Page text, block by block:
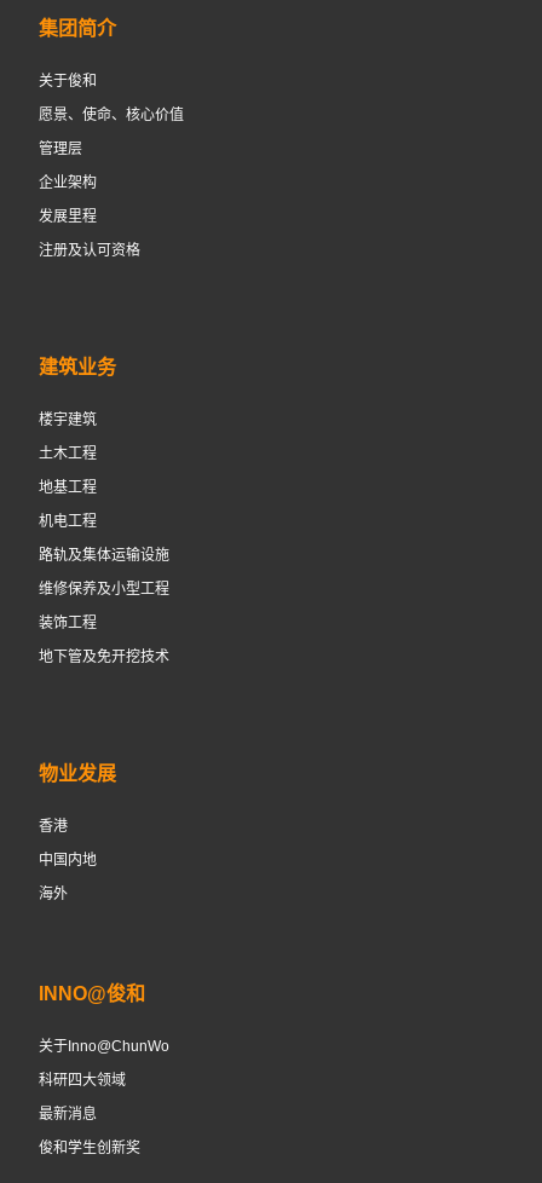
集团简介
关于俊和
愿景、使命、核心价值
管理层
企业架构
发展里程
注册及认可资格
建筑业务
楼宇建筑
土木工程
地基工程
机电工程
路轨及集体运输设施
维修保养及小型工程
装饰工程
地下管及免开挖技术
物业发展
香港
中国内地
海外
INNO@俊和
关于Inno@ChunWo
科研四大领域
最新消息
俊和学生创新奖